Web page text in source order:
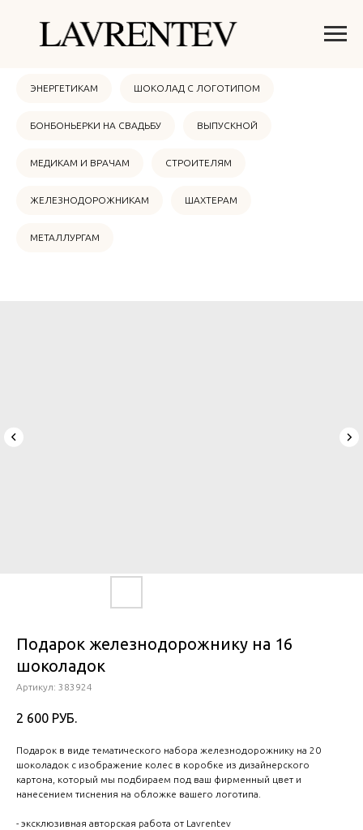
ОНЛАЙН МАГАЗИН НОВЫЙ ГОД 2026
ЭНЕРГЕТИКАМ ШОКОЛАД С ЛОГОТИПОМ
БОНБОНЬЕРКИ НА СВАДЬБУ ВЫПУСКНОЙ
МЕДИКАМ И ВРАЧАМ СТРОИТЕЛЯМ
ЖЕЛЕЗНОДОРОЖНИКАМ ШАХТЕРАМ
МЕТАЛЛУРГАМ
Подарок железнодорожнику на 16
шоколадок
Артикул: 383924
2 600 РУБ.
Подарок в виде тематического набора железнодорожнику на 20
шоколадок с изображение колес в коробке из дизайнерского
картона, который мы подбираем под ваш фирменный цвет и
нанесением тиснения на обложке вашего логотипа.
- эксклюзивная авторская работа от Lavrentev